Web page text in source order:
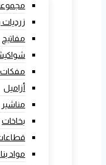
مفاتيح
مفكات
أزاميل
مناشير
بخاخات
مواد